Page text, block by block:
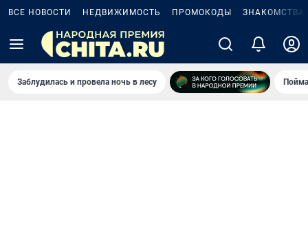
ВСЕ НОВОСТИ НЕДВИЖИМОСТЬ ПРОМОКОДЫ ЗНАКОМСТВА
Заблудилась и провела ночь в лесу